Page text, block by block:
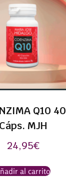
Q10 40
Cáps. MJH
24,95€
al carrito